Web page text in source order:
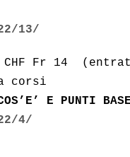
13/
Fr 14
corsi
E PUNTI BASE
4/